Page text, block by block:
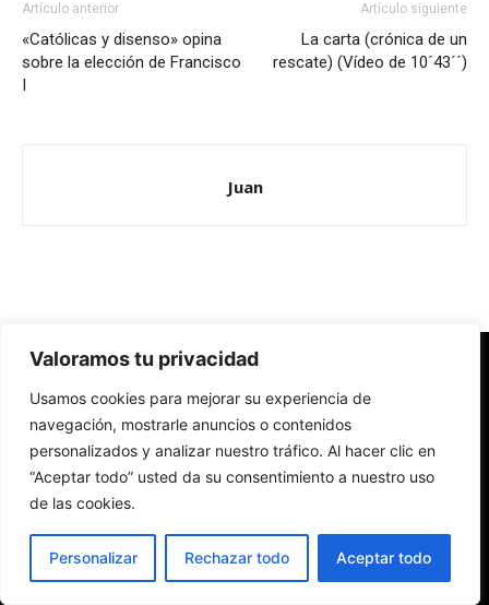
Valoramos tu privacidad
Usamos cookies para mejorar su experiencia de
navegación, mostrarle anuncios o contenidos
personalizados y analizar nuestro tráfico. Al hacer clic en
“Aceptar todo” usted da su consentimiento a nuestro uso
de las cookies.
Personalizar Rechazar todo Aceptar todo
Artículo anterior
«Católicas y disenso» opina
sobre la elección de Francisco
Artículo siguiente
La carta (crónica de un
rescate) (Vídeo de 10´43´´)
Juan
Redes Cristianas
Una mirada alternativa sobre la Iglesia católica y la sociedad
- Colectivos de Redes Cristianas